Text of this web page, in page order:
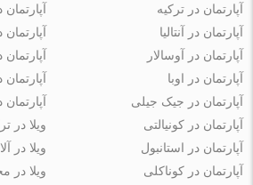
آپارتمان در ترکیه
آپارتمان در آنتالیا
آپارتمان در آوسالار
آپارتمان در اوبا
آپارتمان در جیک جیلی
آپارتمان
آپارتمان
آپارتمان در کونیالتی
آپارتمان در استانبول
آپارتمان در کوناکلی
ویلا در
ویلا در
ویلا در